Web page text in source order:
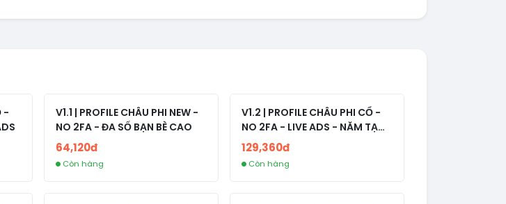
-
V1.1 | PROFILE CHÂU PHI NEW -
NO 2FA - ĐA SỐ BẠN BÈ CAO
64,120đ
Còn hàng
V1.2 | PROFILE CHÂU PHI CỔ -
NO 2FA - LIVE ADS - NĂM TẠO
2008-2024
129,360đ
Còn hàng